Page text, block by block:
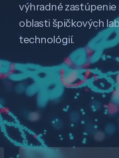
výhradné
oblasti špičkových
technológií.